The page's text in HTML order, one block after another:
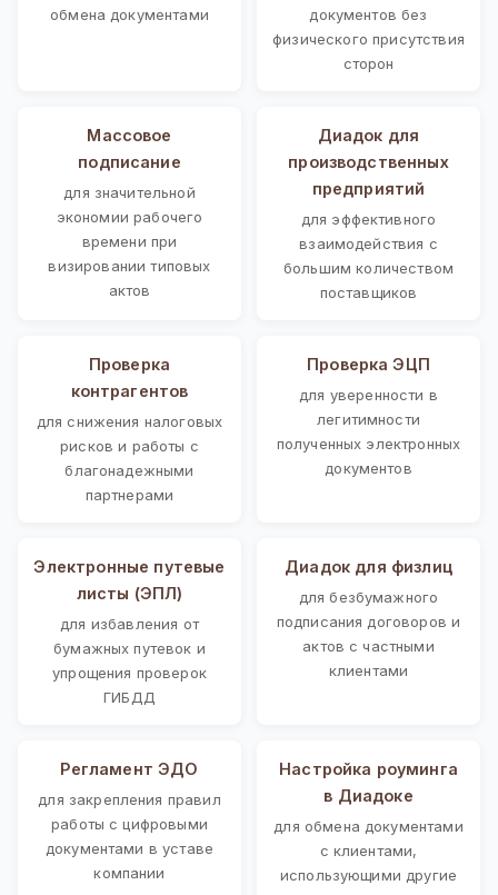
обмена документами
документов без
физического присутствия
сторон
Массовое
подписание
для значительной
экономии рабочего
времени при
визировании типовых
актов
Диадок для
производственных
предприятий
для эффективного
взаимодействия с
большим количеством
поставщиков
Проверка
контрагентов
для снижения налоговых
рисков и работы с
благонадежными
партнерами
Проверка ЭЦП
для уверенности в
легитимности
полученных электронных
документов
Электронные путевые
листы (ЭПЛ)
для избавления от
бумажных путевок и
упрощения проверок
ГИБДД
Диадок для физлиц
для безбумажного
подписания договоров и
актов с частными
клиентами
Регламент ЭДО
для закрепления правил
работы с цифровыми
документами в уставе
компании
Настройка роуминга
в Диадоке
для обмена документами
с клиентами,
использующими другие